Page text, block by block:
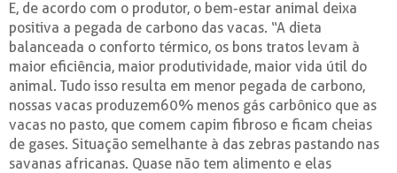
E, de acordo com o produtor, o bem-estar animal deixa
positiva a pegada de carbono das vacas. “A dieta
balanceada o conforto térmico, os bons tratos levam à
maior eficiência, maior produtividade, maior vida útil do
animal. Tudo isso resulta em menor pegada de carbono,
nossas vacas produzem60% menos gás carbônico que as
vacas no pasto, que comem capim fibroso e ficam cheias
de gases. Situação semelhante à das zebras pastando nas
savanas africanas. Quase não tem alimento e elas